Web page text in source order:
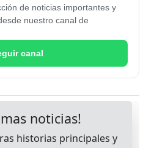
de noticias importantes y
nuestro canal de
canal